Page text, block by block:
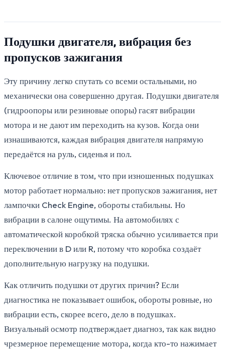
Подушки двигателя, вибрация без
пропусков зажигания
Эту причину легко спутать со всеми остальными, но
механически она совершенно другая. Подушки двигателя
(гидроопоры или резиновые опоры) гасят вибрации
мотора и не дают им переходить на кузов. Когда они
изнашиваются, каждая вибрация двигателя напрямую
передаётся на руль, сиденья и пол.
Ключевое отличие в том, что при изношенных подушках
мотор работает нормально: нет пропусков зажигания, нет
лампочки Check Engine, обороты стабильны. Но
вибрации в салоне ощутимы. На автомобилях с
автоматической коробкой тряска обычно усиливается при
переключении в D или R, потому что коробка создаёт
дополнительную нагрузку на подушки.
Как отличить подушки от других причин? Если
диагностика не показывает ошибок, обороты ровные, но
вибрации есть, скорее всего, дело в подушках.
Визуальный осмотр подтверждает диагноз, так как видно
чрезмерное перемещение мотора, когда кто-то нажимает